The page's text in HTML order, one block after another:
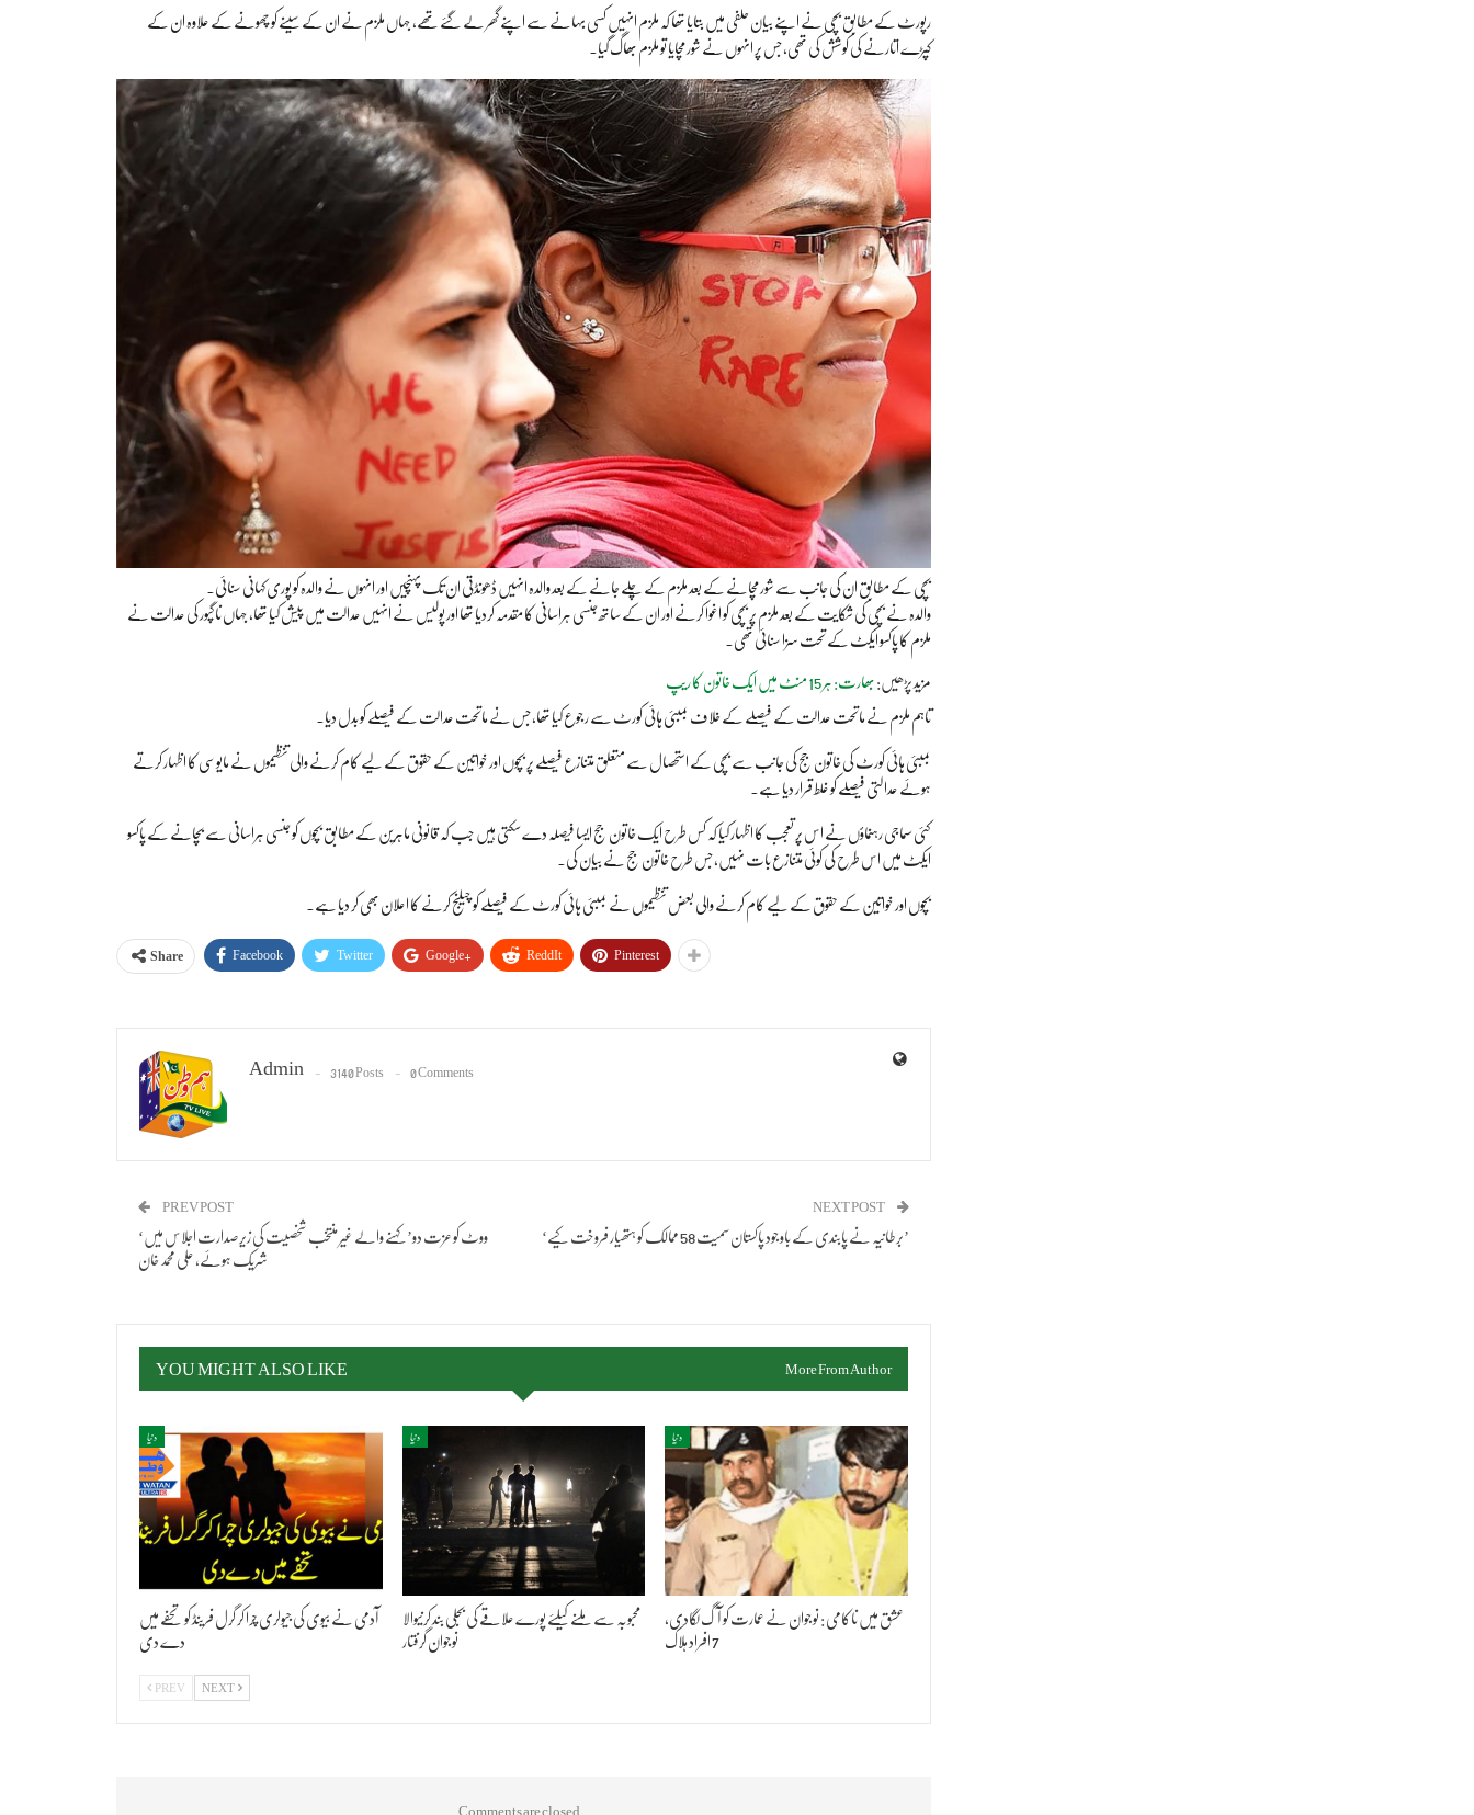
رپورٹ کے مطابق بچی نے اپنے بیان حلفی میں بتایا تھا کہ ملزم انہیں کسی بہانے سے اپنے گھر لے گئے تھے، جہاں ملزم نے ان کے سینے کو چھونے کے علاوہ ان کے
کپڑے اتارنے کی کوشش کی تھی، جس پر انہوں نے شور مچایا تو ملزم بھاگ گیا۔
بچی کے مطابق ان کی جانب سے شور مچانے کے بعد ملزم کے چلے جانے کے بعد والدہ انہیں ڈھونڈتی ان تک پہنچیں اور انہوں نے والدہ کو پوری کہانی سنائی۔
والدہ نے بچی کی شکایت کے بعد ملزم پر بچی کو اغوا کرنے اور ان کے ساتھ جنسی ہراسانی کا مقدمہ کردیا تھا اور پولیس نے انہیں عدالت میں پیش کیا تھا، جہاں ناگپور کی عدالت نے
ملزم کا پاکسو ایکٹ کے تحت سزا سنائی تھی۔
مزید پڑھیں:بھارت: ہر 15 منٹ میں ایک خاتون کا ریپ
تاہم ملزم نے ماتحت عدالت کے فیصلے کے خلاف بمبئی ہائی کورٹ سے رجوع کیا تھا، جس نے ماتحت عدالت کے فیصلے کو بدل دیا۔
بمبئی ہائی کورٹ کی خاتون جج کی جانب سے بچی کے استحصال سے متعلق متنازع فیصلے پر بچوں اور خواتین کے حقوق کے لیے کام کرنے والی تنظیموں نے مایوسی کا اظہار کرتے
ہوئے عدالتی فیصلے کو غلط قرار دیا ہے۔
کئی سماجی رہنماؤں نے اس پر تعجب کا اظہار کیا کہ کس طرح ایک خاتون جج ایسا فیصلہ دے سکتی ہیں جب کہ قانونی ماہرین کے مطابق بچوں کو جنسی ہراسانی سے بچانے کے پاکسو
ایکٹ میں اس طرح کی کوئی متنازع بات نہیں، جس طرح خاتون جج نے بیان کی۔
بچوں اور خواتین کے حقوق کے لیے کام کرنے والی بعض تنظیموں نے بمبئی ہائی کورٹ کے فیصلے کو چیلنج کرنے کا اعلان بھی کر دیا ہے۔
Share Facebook Twitter Google+ ReddIt Pinterest
Admin 3140 Posts 0 Comments
PREV POST
‘ووٹ کو عزت دو’ کہنے والے غیر منتخب شخصیت کی زیرصدارت اجلاس میں
شریک ہوئے، علی محمد خان
NEXT POST
‘برطانیہ نے پابندی کے باوجود پاکستان سمیت 58 ممالک کو ہتھیار فروخت کیے’
YOU MIGHT ALSO LIKE More From Author
دنیا
آدمی نے بیوی کی جیولری چرا کر گرل فرینڈ کو تحفے میں
دے دی
دنیا
محبوبہ سے ملنے کیلئے پورے علاقے کی بجلی بند کرنیوالا
نوجوان گرفتار
دنیا
عشق میں ناکامی : نوجوان نے عمارت کو آگ لگادی،
7 افراد ہلاک
PREV NEXT